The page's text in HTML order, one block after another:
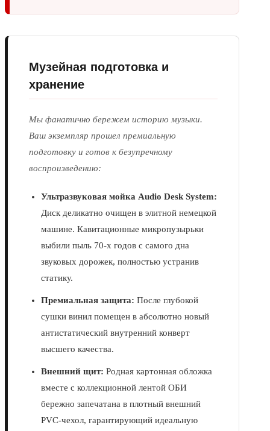
Музейная подготовка и
хранение
Мы фанатично бережем историю музыки.
Ваш экземпляр прошел премиальную
подготовку и готов к безупречному
воспроизведению:
Ультразвуковая мойка Audio Desk System:
Диск деликатно очищен в элитной немецкой
машине. Кавитационные микропузырьки
выбили пыль 70-х годов с самого дна
звуковых дорожек, полностью устранив
статику.
Премиальная защита: После глубокой
сушки винил помещен в абсолютно новый
антистатический внутренний конверт
высшего качества.
Внешний щит: Родная картонная обложка
вместе с коллекционной лентой ОБИ
бережно запечатана в плотный внешний
PVC-чехол, гарантирующий идеальную